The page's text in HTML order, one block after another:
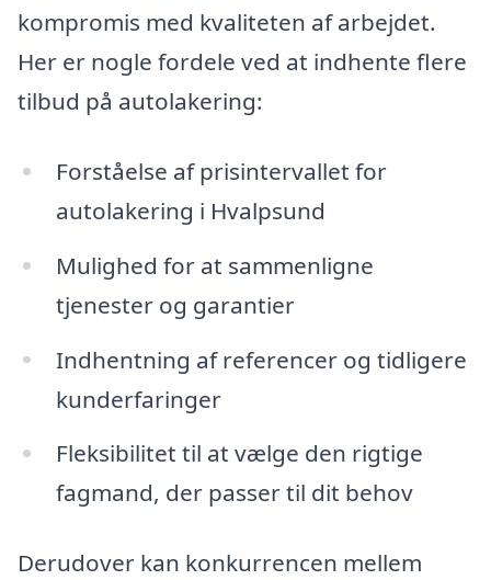
kompromis med kvaliteten af arbejdet.
Her er nogle fordele ved at indhente flere
tilbud på autolakering:
Forståelse af prisintervallet for
autolakering i Hvalpsund
Mulighed for at sammenligne
tjenester og garantier
Indhentning af referencer og tidligere
kunderfaringer
Fleksibilitet til at vælge den rigtige
fagmand, der passer til dit behov
Derudover kan konkurrencen mellem